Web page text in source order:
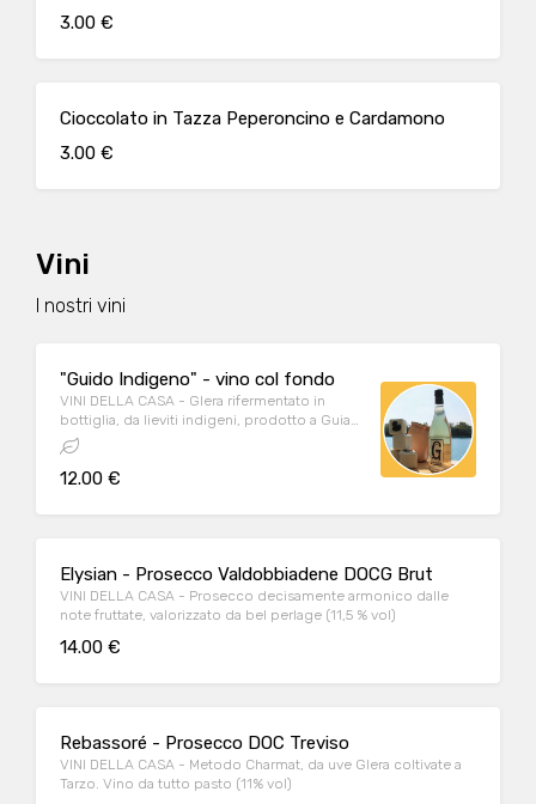
3.00 €
Cioccolato in Tazza Peperoncino e Cardamono
3.00 €
Vini
I nostri vini
"Guido Indigeno" - vino col fondo
VINI DELLA CASA - Glera rifermentato in
bottiglia, da lieviti indigeni, prodotto a Guia
di Valdobbiadene (10,5 % vol)
12.00 €
Elysian - Prosecco Valdobbiadene DOCG Brut
VINI DELLA CASA - Prosecco decisamente armonico dalle
note fruttate, valorizzato da bel perlage (11,5 % vol)
14.00 €
Rebassoré - Prosecco DOC Treviso
VINI DELLA CASA - Metodo Charmat, da uve Glera coltivate a
Tarzo. Vino da tutto pasto (11% vol)